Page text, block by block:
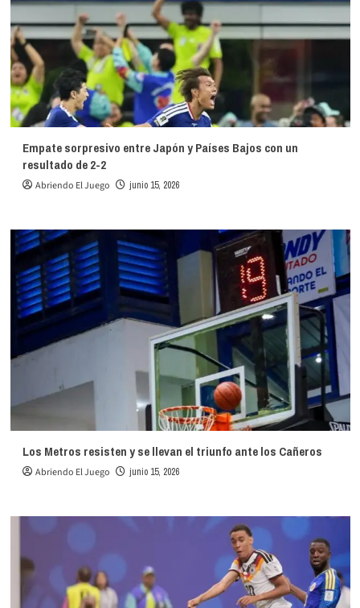
Empate sorpresivo entre Japón y Países Bajos con un
resultado de 2-2
Abriendo El Juego junio 15, 2026
Los Metros resisten y se llevan el triunfo ante los Cañeros
Abriendo El Juego junio 15, 2026